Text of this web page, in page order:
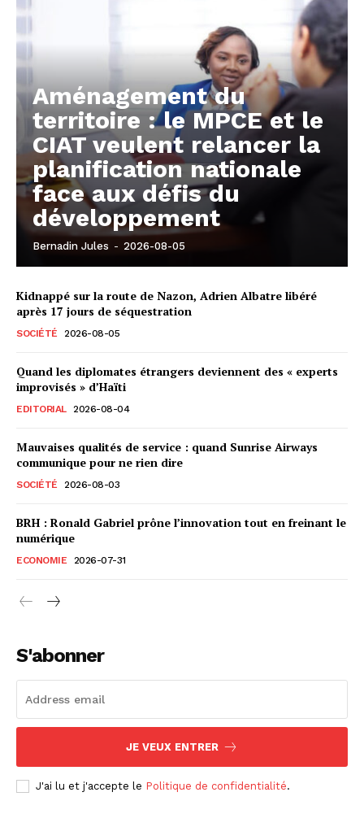
Aménagement du
territoire : le MPCE et le
CIAT veulent relancer la
planification nationale
face aux défis du
développement
Bernadin Jules - 2026-08-05
Kidnappé sur la route de Nazon, Adrien Albatre libéré
après 17 jours de séquestration
SOCIÉTÉ 2026-08-05
Quand les diplomates étrangers deviennent des « experts
improvisés » d’Haïti
EDITORIAL 2026-08-04
Mauvaises qualités de service : quand Sunrise Airways
communique pour ne rien dire
SOCIÉTÉ 2026-08-03
BRH : Ronald Gabriel prône l’innovation tout en freinant le
numérique
ECONOMIE 2026-07-31
S'abonner
JE VEUX ENTRER
J'ai lu et j'accepte le Politique de confidentialité.